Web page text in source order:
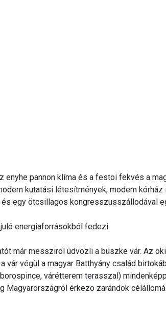
pannon klíma és a festoi fekvés a
kutatási létesítmények, modern
egy ötcsillagos kongresszusszállodával
energiaforrásokból fedezi.
már messzirol üdvözli a büszke vár. Az
végül a magyar Batthyány család
várétterem terasszal)
érkezo zarándok